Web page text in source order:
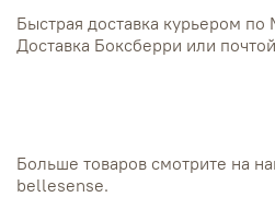
Быстрая доставка курьером
Доставка Боксберри или
Больше товаров смотрите на
bellesense.